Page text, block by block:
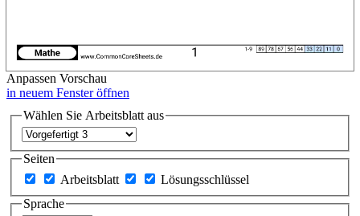
Anpassen Vorschau
in neuem Fenster öffnen
Wählen Sie Arbeitsblatt aus
Seiten
Arbeitsblatt
Lösungsschlüssel
Sprache